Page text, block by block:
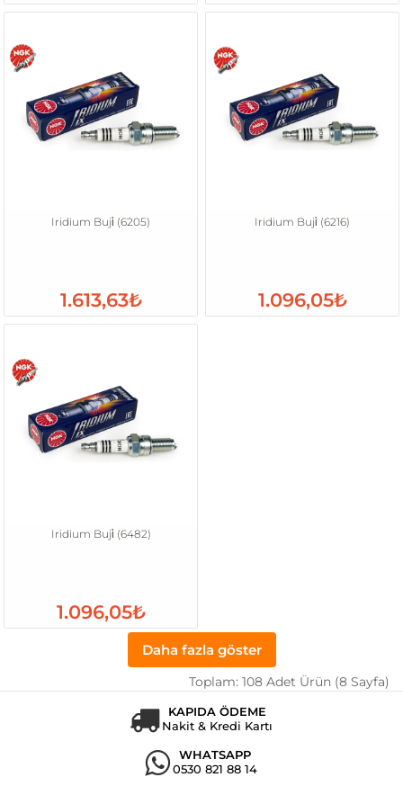
Iridium Buji̇ (6205)
1.613,63₺
Iridium Buji̇ (6216)
1.096,05₺
Iridium Buji̇ (6482)
1.096,05₺
Daha fazla göster
Toplam: 108 Adet Ürün (8 Sayfa)
KAPIDA ÖDEME
Nakit & Kredi Kartı
WHATSAPP
0530 821 88 14